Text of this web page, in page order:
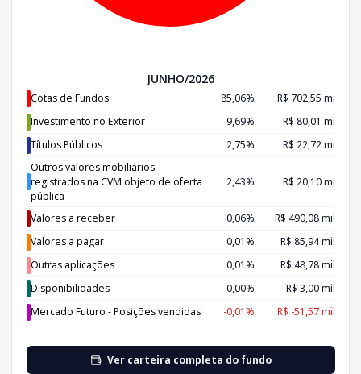
JUNHO/2026
Cotas de Fundos 85,06%
R$ 702,55 mi
Investimento no Exterior
9,69%
R$ 80,01 mi
Títulos Públicos
2,75%
R$ 22,72 mi
Outros valores mobiliários
registrados na CVM objeto de oferta
pública
2,43% R$ 20,10 mi
Valores a receber 0,06%
R$ 490,08 mil
Valores a pagar
0,01%
R$ 85,94 mil
Outras aplicações
0,01%
R$ 48,78 mil
Disponibilidades
0,00%
R$ 3,00 mil
Mercado Futuro - Posições vendidas
-0,01% R$ -51,57 mil
Ver carteira completa do fundo